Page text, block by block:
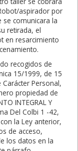
aspirador por
se comunicara la
retirada, el
en resarcimiento
recogidos de
15/1999, de 15
Personal,
propiedad de
INTEGRAL Y
Del Colbi 1 -42,
la Ley anterior,
de acceso,
los datos en la